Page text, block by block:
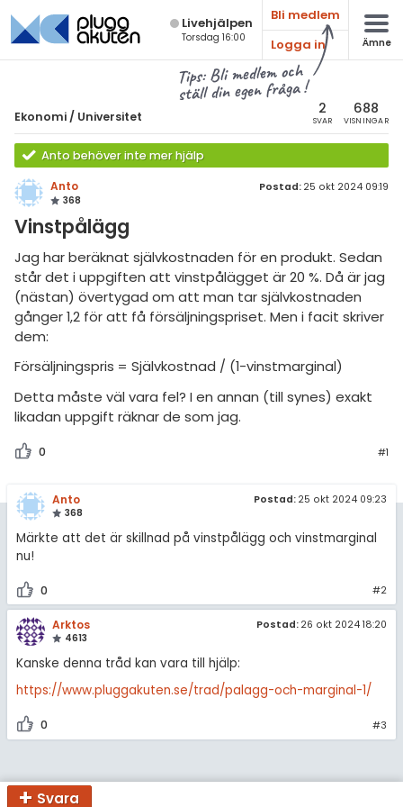
Live­hjälpen
Torsdag 16:00
Bli medlem
Logga in
Ämne
Tips: Bli medlem och
ställ din egen fråga !
Ekonomi / Universitet 2
SVAR
688
VISNINGAR
Anto behöver inte mer hjälp
Anto
368
Postad: 25 okt 2024 09:19
Vinstpålägg
Jag har beräknat självkostnaden för en produkt. Sedan
står det i uppgiften att vinstpålägget är 20 %. Då är jag
(nästan) övertygad om att man tar självkostnaden
gånger 1,2 för att få försäljningspriset. Men i facit skriver
dem:
Försäljningspris = Självkostnad / (1-vinstmarginal)
Detta måste väl vara fel? I en annan (till synes) exakt
likadan uppgift räknar de som jag.
0 #1
Anto
368
Postad: 25 okt 2024 09:23
Märkte att det är skillnad på vinstpålägg och vinstmarginal
nu!
0 #2
Arktos
4613
Postad: 26 okt 2024 18:20
Kanske denna tråd kan vara till hjälp:
https://www.pluggakuten.se/trad/palagg-och-marginal-1/
0 #3
Svara
& Bygg
språk
Alla ämnen
Ekonomi
Alla trådar
Grundskola
Allmänna diskussioner
Livehjälpen
Regler
Cookie-inställningar
diskussioner